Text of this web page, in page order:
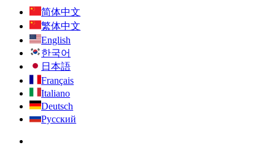
简体中文
繁体中文
English
한국어
日本語
Français
Italiano
Deutsch
Русский